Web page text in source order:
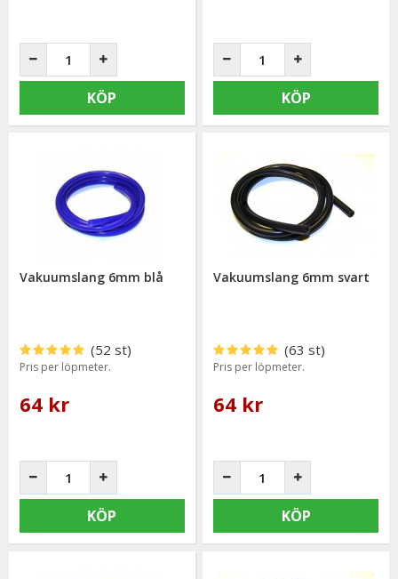
KÖP KÖP
Vakuumslang 6mm blå
(52 st)
Pris per löpmeter.
64 kr
KÖP
Vakuumslang 6mm svart
(63 st)
Pris per löpmeter.
64 kr
KÖP